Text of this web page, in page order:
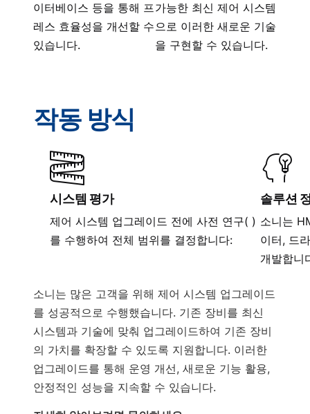
이터베이스 등을 통해 프
레스 효율성을 개선할 수
있습니다.
가능한 최신 제어 시스템
으로 이러한 새로운 기술
을 구현할 수 있습니다.
작동 방식
시스템 평가
제어 시스템 업그레이드 전에 사전 연구( )
를 수행하여 전체 범위를 결정합니다:
솔루션
소니는
이터, 드
개발합니
소니는 많은 고객을 위해 제어 시스템 업그레이드
를 성공적으로 수행했습니다. 기존 장비를 최신
시스템과 기술에 맞춰 업그레이드하여 기존 장비
의 가치를 확장할 수 있도록 지원합니다. 이러한
업그레이드를 통해 운영 개선, 새로운 기능 활용,
안정적인 성능을 지속할 수 있습니다.